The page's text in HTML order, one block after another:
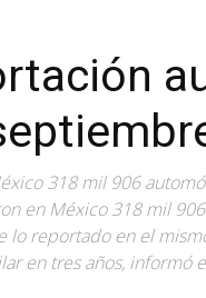
318 mil 906
en México 318 mil
reportado en el
en tres años, informó